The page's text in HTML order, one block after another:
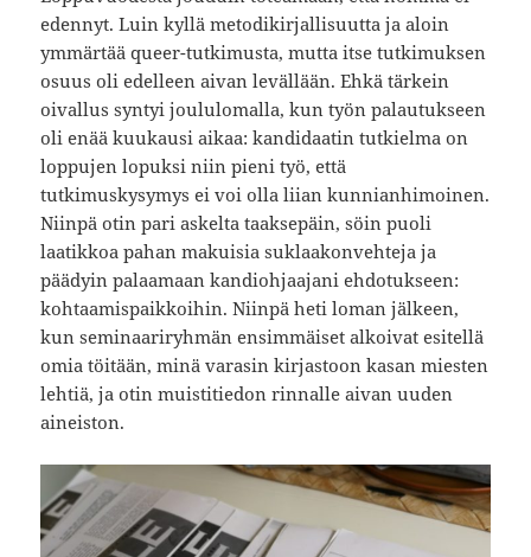
edennyt. Luin kyllä metodikirjallisuutta ja aloin
ymmärtää queer-tutkimusta, mutta itse tutkimuksen
osuus oli edelleen aivan levällään. Ehkä tärkein
oivallus syntyi joululomalla, kun työn palautukseen
oli enää kuukausi aikaa: kandidaatin tutkielma on
loppujen lopuksi niin pieni työ, että
tutkimuskysymys ei voi olla liian kunnianhimoinen.
Niinpä otin pari askelta taaksepäin, söin puoli
laatikkoa pahan makuisia suklaakonvehteja ja
päädyin palaamaan kandiohjaajani ehdotukseen:
kohtaamispaikkoihin. Niinpä heti loman jälkeen,
kun seminaariryhmän ensimmäiset alkoivat esitellä
omia töitään, minä varasin kirjastoon kasan miesten
lehtiä, ja otin muistitiedon rinnalle aivan uuden
aineiston.